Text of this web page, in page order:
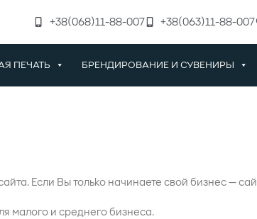
+38(068)11-88-007 +38(063)11-88-007
ПЕЧАТЬ БРЕНДИРОВАНИЕ И СУВЕНИРЫ
Если Вы только начинаете свой бизнес —
малого и среднего бизнеса.